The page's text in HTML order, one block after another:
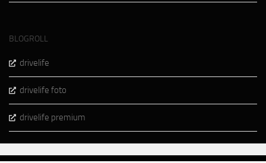
BLOGROLL
drivelife
drivelife foto
drivelife premium